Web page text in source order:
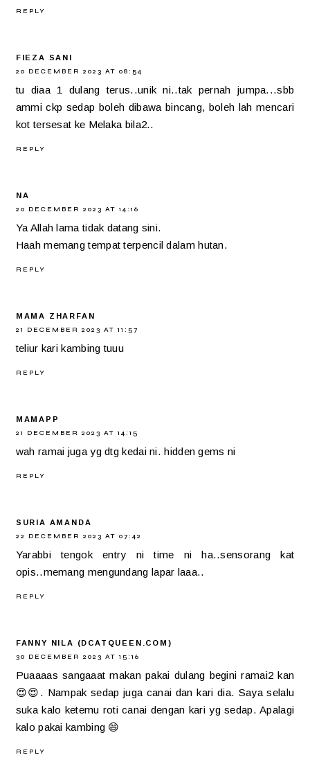
REPLY
FIEZA SANI
20 DECEMBER 2023 AT 08:54
tu diaa 1 dulang terus..unik ni..tak pernah jumpa...sbb
ammi ckp sedap boleh dibawa bincang, boleh lah mencari
kot tersesat ke Melaka bila2..
REPLY
NA
20 DECEMBER 2023 AT 14:16
Ya Allah lama tidak datang sini.
Haah memang tempat terpencil dalam hutan.
REPLY
MAMA ZHARFAN
21 DECEMBER 2023 AT 11:57
teliur kari kambing tuuu
REPLY
MAMAPP
21 DECEMBER 2023 AT 14:15
wah ramai juga yg dtg kedai ni. hidden gems ni
REPLY
SURIA AMANDA
22 DECEMBER 2023 AT 07:42
Yarabbi tengok entry ni time ni ha..sensorang kat
opis..memang mengundang lapar laaa..
REPLY
FANNY NILA (DCATQUEEN.COM)
30 DECEMBER 2023 AT 15:16
Puaaaas sangaaat makan pakai dulang begini ramai2 kan
😍😍. Nampak sedap juga canai dan kari dia. Saya selalu
suka kalo ketemu roti canai dengan kari yg sedap. Apalagi
kalo pakai kambing 😄
REPLY